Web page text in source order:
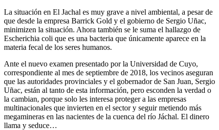
La situación en El Jachal es muy grave a nivel ambiental, a pesar de
que desde la empresa Barrick Gold y el gobierno de Sergio Uñac,
minimizen la situación. Ahora también se le suma el hallazgo de
Escherichia coli que es una bacteria que únicamente aparece en la
materia fecal de los seres humanos.
Ante el nuevo examen presentado por la Universidad de Cuyo,
correspondiente al mes de septiembre de 2018, los vecinos aseguran
que las autoridades provinciales y el gobernador de San Juan, Sergio
Uñac, están al tanto de esta información, pero esconden la verdad o
la cambian, porque solo les interesa proteger a las empresas
multinacionales que invierten en el sector y seguir metiendo más
megamineras en las nacientes de la cuenca del río Jáchal. El dinero
llama y seduce…